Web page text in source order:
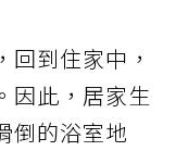
，回到住家中，
。因此，居家生
倒的浴室地